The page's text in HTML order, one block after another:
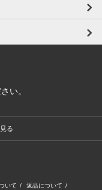
い。
る
いて / 返品について /